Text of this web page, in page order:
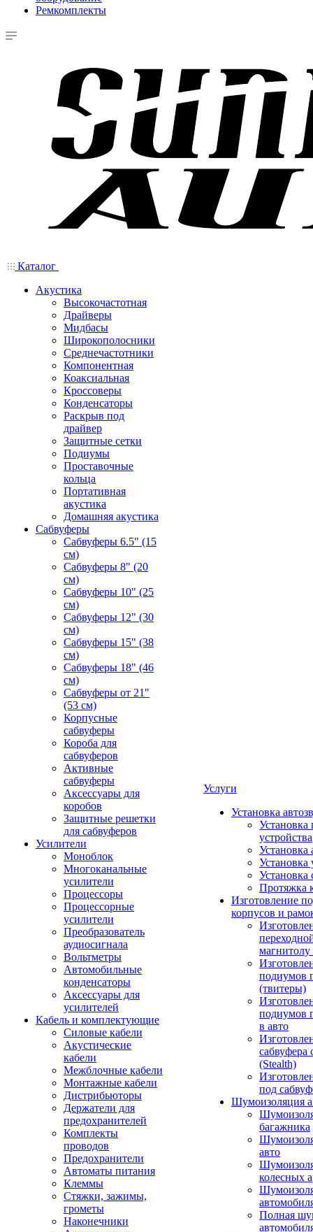
Ремкомплекты
Каталог
Акустика
Высокочастотная
Драйверы
Мидбасы
Широкополосники
Среднечастотники
Компонентная
Коаксиальная
Кроссоверы
Конденсаторы
Раскрыв под
драйвер
Защитные сетки
Подиумы
Проставочные
кольца
Портативная
акустика
Домашняя акустика
Сабвуферы
Сабвуферы 6.5" (15
см)
Сабвуферы 8" (20
см)
Сабвуферы 10" (25
см)
Сабвуферы 12" (30
см)
Сабвуферы 15" (38
см)
Сабвуферы 18" (46
см)
Сабвуферы от 21"
(53 см)
Корпусные
сабвуферы
Короба для
сабвуферов
Активные
сабвуферы
Аксессуары для
коробов
Защитные решетки
для сабвуферов
Усилители
Моноблок
Многоканальные
усилители
Процессоры
Процессорные
усилители
Преобразователь
аудиосигнала
Вольтметры
Автомобильные
конденсаторы
Аксессуары для
усилителей
Кабель и комплектующие
Силовые кабели
Акустические
кабели
Межблочные кабели
Монтажные кабели
Дистрибьюторы
Держатели для
предохранителей
Комплекты
проводов
Предохранители
Автоматы питания
Клеммы
Стяжки, зажимы,
грометы
Наконечники
Услуги
Установка
Установка
устройства
Установка
Установка
Установка
Протяжка
Изготовление
корпусов и
подиумов
(твитеры)
подиумов
в авто
сабвуфера
(Stealth)
под
Шумоизоляция
багажника
авто
колесных
Полная